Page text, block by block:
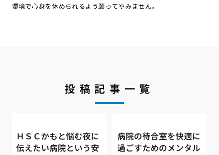
環境で心身を休められるよう願ってやみません。
投稿記事一覧
ＨＳＣかもと悩む夜に
伝えたい病院という安
病院の待合室を快適に
過ごすためのメンタル